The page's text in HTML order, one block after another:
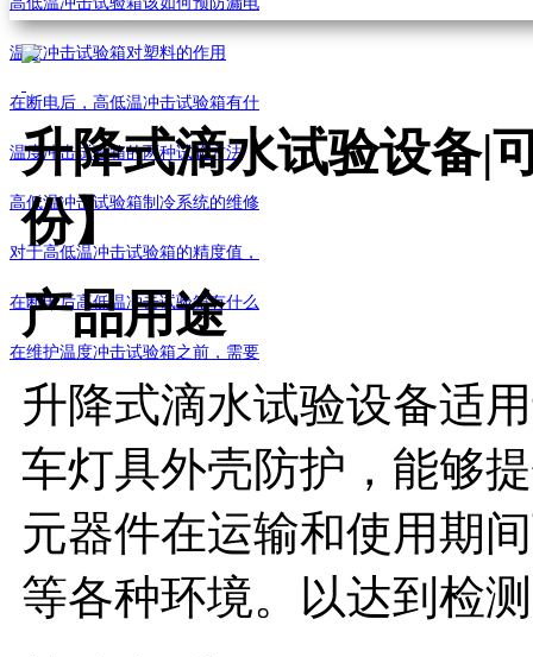
温度冲击试验箱对塑料的作用
在断电后，高低温冲击试验箱有什
温度冲击试验箱的两种试验方法
高低温冲击试验箱制冷系统的维修
对于高低温冲击试验箱的精度值，
在断电后高低温冲击试验箱有什么
在维护温度冲击试验箱之前，需要
升降式滴水试验设备|
份】
产品用途
升降式滴水试验设备适
车灯具外壳防护，能够
元器件在运输和使用期
等各种环境。以达到检